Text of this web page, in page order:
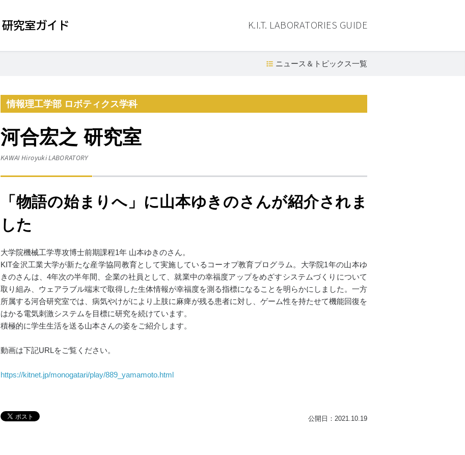
研究室ガイド K.I.T. LABORATORIES GUIDE
ニュース＆トピックス一覧
情報理工学部 ロボティクス学科
河合宏之 研究室
KAWAI HiroyukiLABORATORY
「物語の始まりへ」に山本ゆきのさんが紹介されま
した
大学院機械工学専攻博士前期課程1年 山本ゆきのさん。
KIT金沢工業大学が新たな産学協同教育として実施しているコーオプ教育プログラム。大学院1年の山本ゆ
きのさんは、4年次の半年間、企業の社員として、就業中の幸福度アップをめざすシステムづくりについて
取り組み、ウェアラブル端末で取得した生体情報が幸福度を測る指標になることを明らかにしました。一方
所属する河合研究室では、病気やけがにより上肢に麻痺が残る患者に対し、ゲーム性を持たせて機能回復を
はかる電気刺激システムを目標に研究を続けています。
積極的に学生生活を送る山本さんの姿をご紹介します。
動画は下記URLをご覧ください。
https://kitnet.jp/monogatari/play/889_yamamoto.html
公開日：2021.10.19